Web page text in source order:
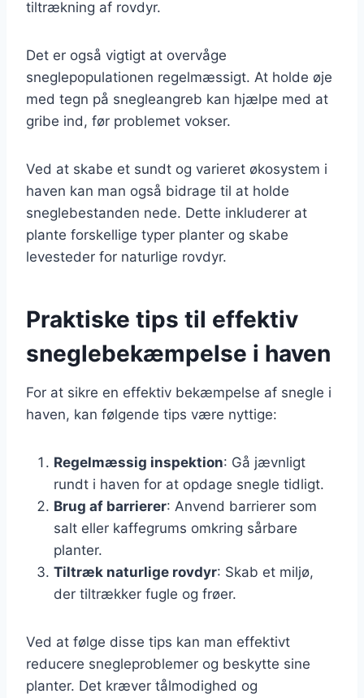
tiltrækning af rovdyr.
Det er også vigtigt at overvåge
sneglepopulationen regelmæssigt. At holde øje
med tegn på snegleangreb kan hjælpe med at
gribe ind, før problemet vokser.
Ved at skabe et sundt og varieret økosystem i
haven kan man også bidrage til at holde
sneglebestanden nede. Dette inkluderer at
plante forskellige typer planter og skabe
levesteder for naturlige rovdyr.
Praktiske tips til effektiv
sneglebekæmpelse i haven
For at sikre en effektiv bekæmpelse af snegle i
haven, kan følgende tips være nyttige:
Regelmæssig inspektion: Gå jævnligt
rundt i haven for at opdage snegle tidligt.
Brug af barrierer: Anvend barrierer som
salt eller kaffegrums omkring sårbare
planter.
Tiltræk naturlige rovdyr: Skab et miljø,
der tiltrækker fugle og frøer.
Ved at følge disse tips kan man effektivt
reducere snegleproblemer og beskytte sine
planter. Det kræver tålmodighed og